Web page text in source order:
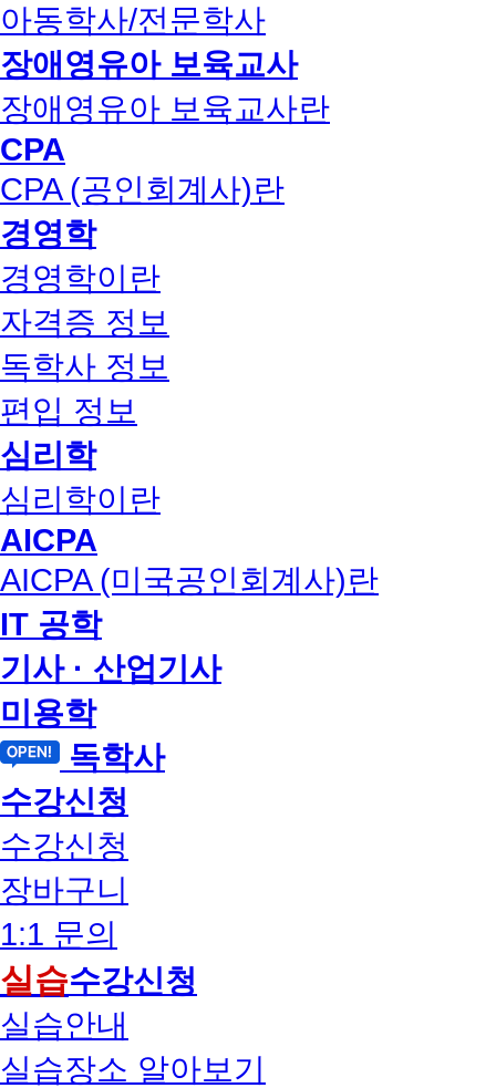
아동학사/전문학사
장애영유아 보육교사
장애영유아 보육교사란
CPA
CPA (공인회계사)란
경영학
경영학이란
자격증 정보
독학사 정보
편입 정보
심리학
심리학이란
AICPA
AICPA (미국공인회계사)란
IT 공학
기사 · 산업기사
미용학
독학사
수강신청
수강신청
장바구니
1:1 문의
실습수강신청
실습안내
실습장소 알아보기